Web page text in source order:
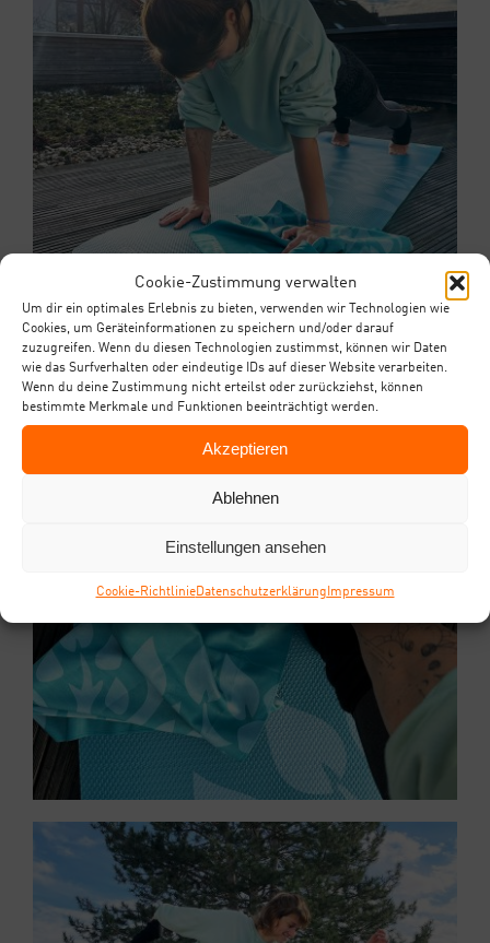
Cookie-Zustimmung verwalten
Um dir ein optimales Erlebnis zu bieten, verwenden wir Technologien wie
Cookies, um Geräteinformationen zu speichern und/oder darauf
zuzugreifen. Wenn du diesen Technologien zustimmst, können wir Daten
wie das Surfverhalten oder eindeutige IDs auf dieser Website verarbeiten.
Wenn du deine Zustimmung nicht erteilst oder zurückziehst, können
bestimmte Merkmale und Funktionen beeinträchtigt werden.
Akzeptieren
Ablehnen
Einstellungen ansehen
Coo­kie-Richt­li­nieDaten­schutz­er­klä­rung Impres­sum